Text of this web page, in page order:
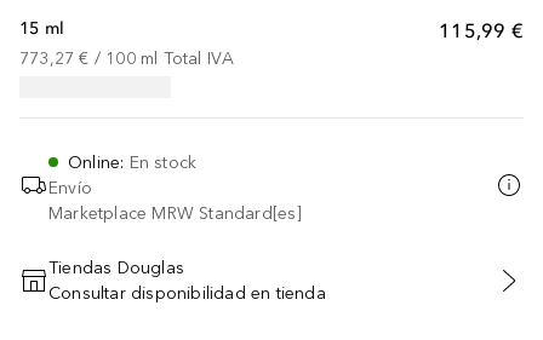
115,99 €
15 ml
773,27 € / 100 ml Total IVA
Online: En stock
Envío
Marketplace MRW Standard[es]
AÑADIR AL CARRITO
Tiendas Douglas
Consultar disponibilidad en tienda